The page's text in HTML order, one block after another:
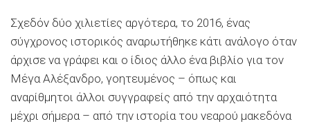
Σχεδόν δύο χιλιετίες αργότερα, το 2016, ένας
σύγχρονος ιστορικός αναρωτήθηκε κάτι ανάλογο όταν
άρχισε να γράφει και ο ίδιος άλλο ένα βιβλίο για τον
Μέγα Αλέξανδρο, γοητευμένος – όπως και
αναρίθμητοι άλλοι συγγραφείς από την αρχαιότητα
μέχρι σήμερα – από την ιστορία του νεαρού μακεδόνα